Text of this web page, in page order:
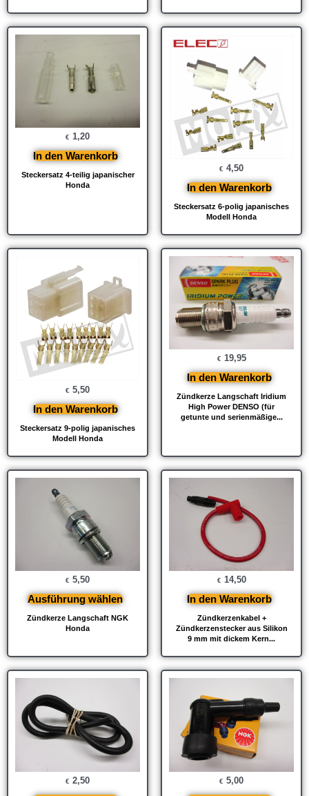
Steckersatz 4-teilig japanischer
Honda
€ 1,20
In den Warenkorb
Steckersatz 6-polig japanisches
Modell Honda
€ 4,50
In den Warenkorb
Steckersatz 9-polig japanisches
Modell Honda
€ 5,50
In den Warenkorb
Zündkerze Langschaft Iridium
High Power DENSO (für
getunte und serienmäßige...
€ 19,95
In den Warenkorb
Zündkerze Langschaft NGK
Honda
€ 5,50
Ausführung wählen
Zündkerzenkabel +
Zündkerzenstecker aus Silikon
9 mm mit dickem Kern...
€ 14,50
In den Warenkorb
€ 2,50 € 5,00